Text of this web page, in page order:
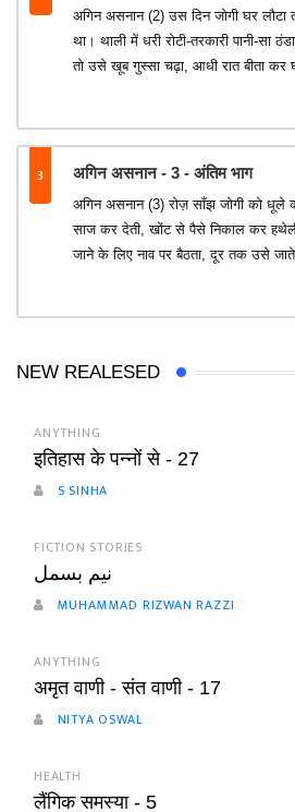
अगिन असनान (2) उस दिन जोगी घर लौटा
था। थाली में धरी रोटी-तरकारी पानी-सा
तो उसे खूब गुस्सा चढ़ा, आधी रात बीता कर
3 अगिन असनान - 3 - अंतिम भाग
अगिन असनान (3) रोज़ साँझ जोगी को धूले
साज कर देती, खोंट से पैसे निकाल कर
जाने के लिए नाव पर बैठता, दूर तक उसे जाते
NEW REALESED
ANYTHING
इतिहास के पन्नों से - 27
S SINHA
FICTION STORIES
نیم بسمل
MUHAMMAD RIZWAN RAZZI
ANYTHING
अमृत वाणी - संत वाणी - 17
NITYA OSWAL
HEALTH
लैंगिक समस्या - 5